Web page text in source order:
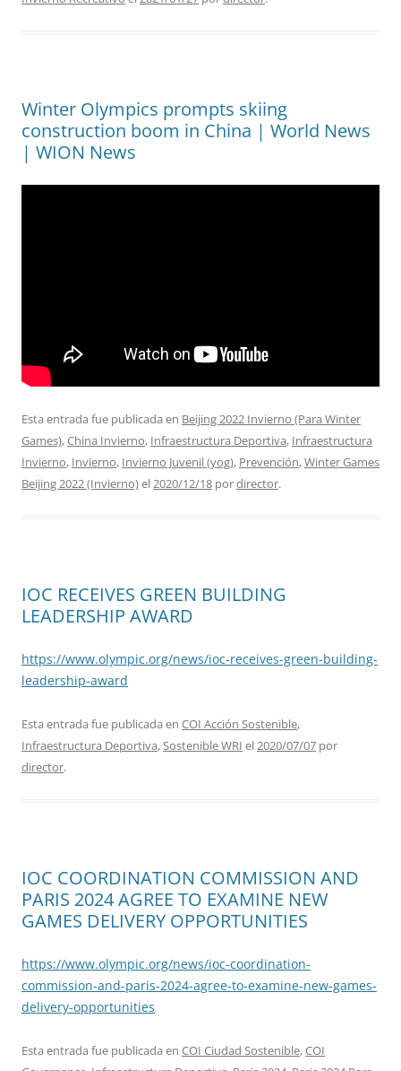
Winter Olympics prompts skiing
construction boom in China | World News
| WION News
Esta entrada fue publicada en Beijing 2022 Invierno (Para Winter
Games),China Invierno, Infraestructura Deportiva, Infraestructura
Invierno, Invierno, Invierno Juvenil (yog), Prevención,Winter Games
Beijing 2022 (Invierno)el2020/12/18 pordirector.
IOC RECEIVES GREEN BUILDING
LEADERSHIP AWARD
https://www.olympic.org/news/ioc-receives-green-building-
leadership-award
Esta entrada fue publicada en COI Acción Sostenible,
Infraestructura Deportiva,Sostenible WRI el2020/07/07 por
director.
IOC COORDINATION COMMISSION AND
PARIS 2024 AGREE TO EXAMINE NEW
GAMES DELIVERY OPPORTUNITIES
https://www.olympic.org/news/ioc-coordination-
commission-and-paris-2024-agree-to-examine-new-games-
delivery-opportunities
Esta entrada fue publicada en COI Ciudad Sostenible,COI